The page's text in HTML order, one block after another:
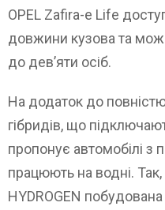
OPEL Zafira-e Life
довжини кузова та
до дев’яти осіб.
На додаток до
гібридів, що
пропонує автомобілі з
працюють на водні.
HYDROGEN